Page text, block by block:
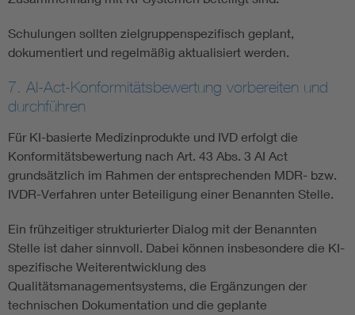
Schulungen sollten zielgruppenspezifisch geplant,
dokumentiert und regelmäßig aktualisiert werden.
7. AI-Act-Konformitätsbewertung vorbereiten und
durchführen
Für KI-basierte Medizinprodukte und IVD erfolgt die
Konformitätsbewertung nach Art. 43 Abs. 3 AI Act
grundsätzlich im Rahmen der entsprechenden MDR- bzw.
IVDR-Verfahren unter Beteiligung einer Benannten Stelle.
Ein frühzeitiger strukturierter Dialog mit der Benannten
Stelle ist daher sinnvoll. Dabei können insbesondere die KI-
spezifische Weiterentwicklung des
Qualitätsmanagementsystems, die Ergänzungen der
technischen Dokumentation und die geplante